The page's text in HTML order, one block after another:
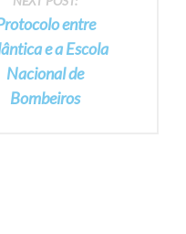
entre
e a Escola
Nacional de
Bombeiros